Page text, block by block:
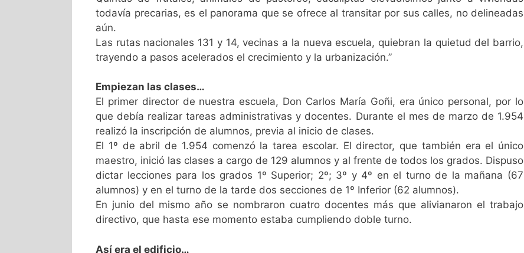
todavía precarias, es el panorama que se ofrece al transitar por sus calles, no delineadas
aún.
Las rutas nacionales 131 y 14, vecinas a la nueva escuela, quiebran la quietud del barrio,
trayendo a pasos acelerados el crecimiento y la urbanización.”
Empiezan las clases…
El primer director de nuestra escuela, Don Carlos María Goñi, era único personal, por lo
que debía realizar tareas administrativas y docentes. Durante el mes de marzo de 1.954
realizó la inscripción de alumnos, previa al inicio de clases.
El 1º de abril de 1.954 comenzó la tarea escolar. El director, que también era el único
maestro, inició las clases a cargo de 129 alumnos y al frente de todos los grados. Dispuso
dictar lecciones para los grados 1º Superior; 2º; 3º y 4º en el turno de la mañana (67
alumnos) y en el turno de la tarde dos secciones de 1º Inferior (62 alumnos).
En junio del mismo año se nombraron cuatro docentes más que alivianaron el trabajo
directivo, que hasta ese momento estaba cumpliendo doble turno.
Así era el edificio…